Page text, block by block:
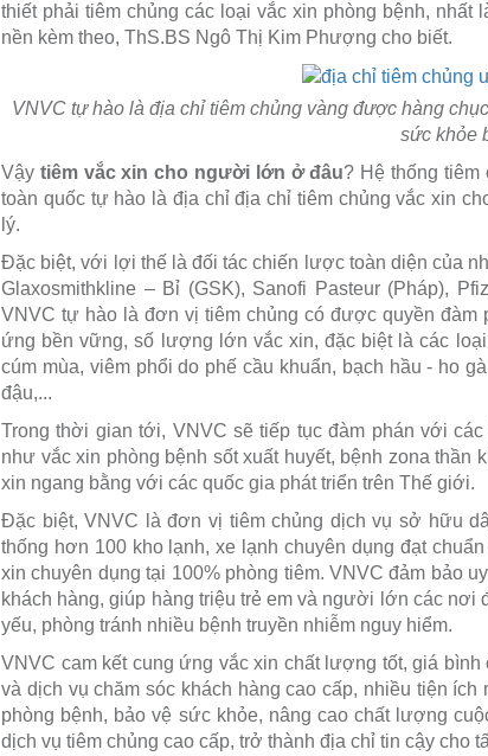
thiết phải tiêm chủng các loại vắc xin phòng bệnh,
nền kèm theo, ThS.BS Ngô Thị Kim Phượng cho biết.
VNVC tự hào là địa chỉ tiêm chủng vàng được hàng
sức khỏe
Vậy tiêm vắc xin cho người lớn ở đâu? Hệ thống tiêm
toàn quốc tự hào là địa chỉ địa chỉ tiêm chủng vắc xin
lý.
Đặc biệt, với lợi thế là đối tác chiến lược toàn diện của
Glaxosmithkline – Bỉ (GSK), Sanofi Pasteur (Pháp),
VNVC tự hào là đơn vị tiêm chủng có được quyền đàm
ứng bền vững, số lượng lớn vắc xin, đặc biệt là các
cúm mùa, viêm phổi do phế cầu khuẩn, bạch hầu - ho
đậu,...
Trong thời gian tới, VNVC sẽ tiếp tục đàm phán với
như vắc xin phòng bệnh sốt xuất huyết, bệnh zona
xin ngang bằng với các quốc gia phát triển trên Thế giới.
Đặc biệt, VNVC là đơn vị tiêm chủng dịch vụ sở hữu
thống hơn 100 kho lạnh, xe lạnh chuyên dụng đạt
xin chuyên dụng tại 100% phòng tiêm. VNVC đảm bảo
khách hàng, giúp hàng triệu trẻ em và người lớn các
yếu, phòng tránh nhiều bệnh truyền nhiễm nguy hiểm.
VNVC cam kết cung ứng vắc xin chất lượng tốt, giá
và dịch vụ chăm sóc khách hàng cao cấp, nhiều tiện
phòng bệnh, bảo vệ sức khỏe, nâng cao chất lượng
dịch vụ tiêm chủng cao cấp, trở thành địa chỉ tin cậy cho